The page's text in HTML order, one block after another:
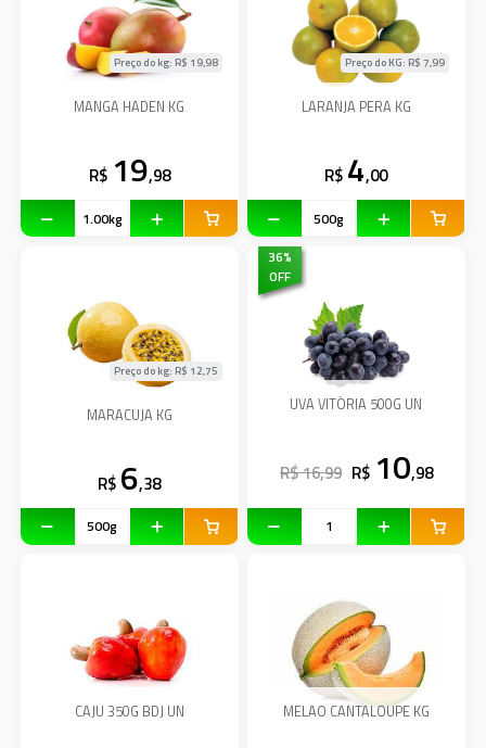
MANGA HADEN KG
Preço do kg: R$ 19,98
R$ 19,98
LARANJA PERA KG
Preço do KG: R$ 7,99
R$ 4,00
MARACUJA KG
Preço do kg: R$ 12,75
R$ 6,38
36%
OFF
UVA VITÓRIA 500G UN
R$ 16,99 R$ 10,98
CAJU 350G BDJ UN MELAO CANTALOUPE KG